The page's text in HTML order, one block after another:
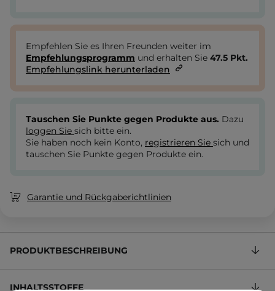
Empfehlen Sie es Ihren Freunden weiter im
Empfehlungsprogramm und erhalten Sie 47.5 Pkt.
Empfehlungslink herunterladen
Tauschen Sie Punkte gegen Produkte aus. Dazu
loggen Sie sich bitte ein.
Sie haben noch kein Konto, registrieren Sie sich und
tauschen Sie Punkte gegen Produkte ein.
Garantie und Rückgaberichtlinien
PRODUKTBESCHREIBUNG
INHALTSSTOFFE